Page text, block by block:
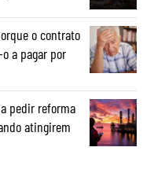
o contrato
a pagar por
pedir reforma
atingirem